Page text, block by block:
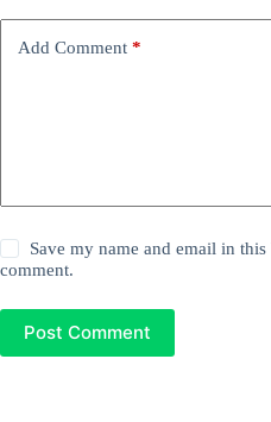
Add Comment *
Save my name and email in
comment.
Post Comment